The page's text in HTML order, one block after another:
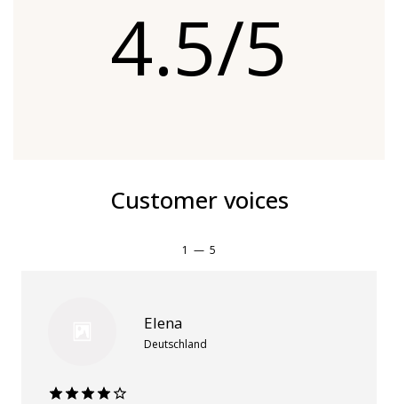
4.5/5
Customer voices
1 — 5
Elena
Deutschland